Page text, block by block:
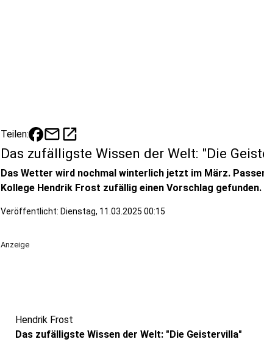
Teilen: mailopen_in_new
Das zufälligste Wissen der Welt: "Die
Das Wetter wird nochmal winterlich jetzt im März.
Kollege Hendrik Frost zufällig einen Vorschlag gefunden.
Veröffentlicht: Dienstag, 11.03.2025 00:15
Anzeige
Hendrik Frost
Das zufälligste Wissen der Welt: "Die Geistervilla"